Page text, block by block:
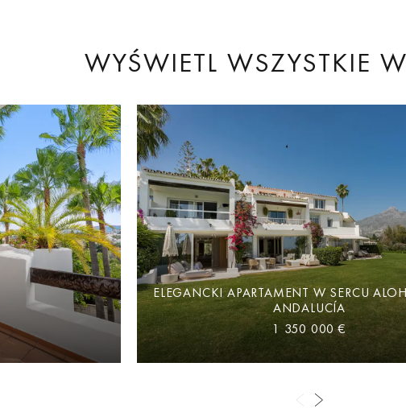
WYŚWIETL WSZYSTKIE
ELEGANCKI APARTAMENT W SERCU
ANDALUCÍA
1 350 000 €